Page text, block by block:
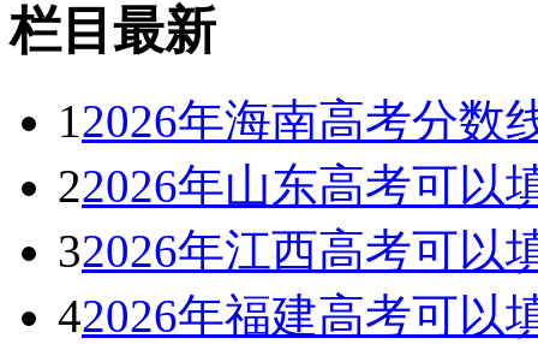
栏目最新
12026年海南高考分数
22026年山东高考可以
32026年江西高考可以
42026年福建高考可以